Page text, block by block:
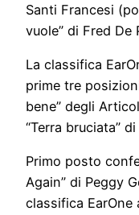
Santi Francesi
vuole” di Fred De
La classifica
prime tre
bene” degli
“Terra bruciata”
Primo posto
Again” di Peggy
classifica EarOne